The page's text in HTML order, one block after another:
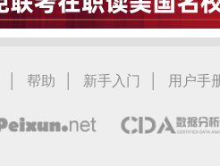
| 帮助 | 新手入门 | 用户手